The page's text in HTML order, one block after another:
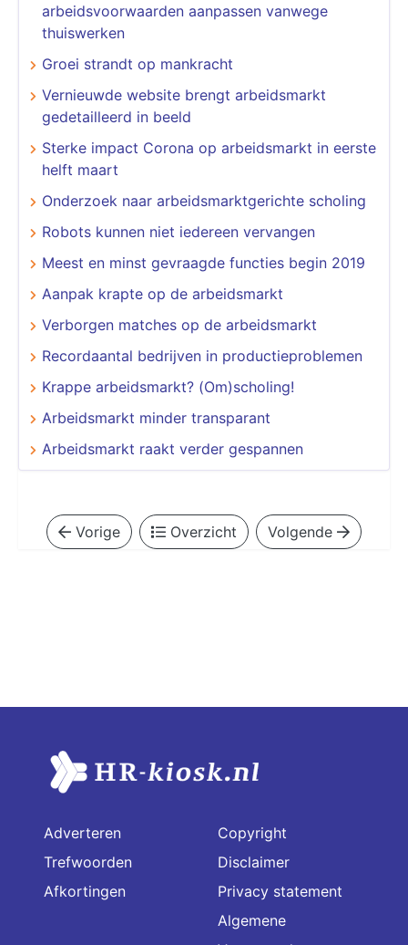
arbeidsvoorwaarden aanpassen vanwege
thuiswerken
Groei strandt op mankracht
Vernieuwde website brengt arbeidsmarkt
gedetailleerd in beeld
Sterke impact Corona op arbeidsmarkt in eerste
helft maart
Onderzoek naar arbeidsmarktgerichte scholing
Robots kunnen niet iedereen vervangen
Meest en minst gevraagde functies begin 2019
Aanpak krapte op de arbeidsmarkt
Verborgen matches op de arbeidsmarkt
Recordaantal bedrijven in productieproblemen
Krappe arbeidsmarkt? (Om)scholing!
Arbeidsmarkt minder transparant
Arbeidsmarkt raakt verder gespannen
Vorige Overzicht Volgende
Adverteren
Trefwoorden
Afkortingen
Copyright
Disclaimer
Privacy statement
Algemene